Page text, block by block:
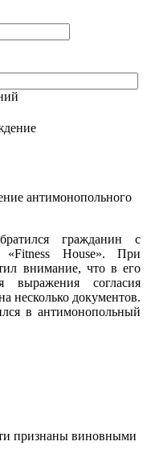
антимонопольного
гражданин с
«Fitness House». При
внимание, что в его
выражения согласия
несколько документов.
в антимонопольный